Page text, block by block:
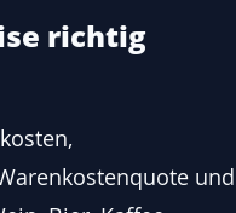
richtig
und